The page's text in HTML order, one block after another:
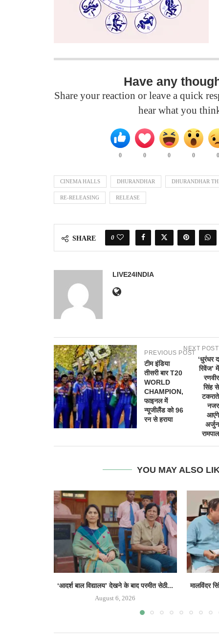
Have any
Share your reaction or leave a quick
hear what you
0 0 0 0
CINEMA HALLS DHURANDHAR DHURANDHAR
RE-RELEASING RELEASE
SHARE 0
LIVE24INDIA
PREVIOUS POST
टीम इंडिया
तीसरी बार T20
WORLD
CHAMPION,
फाइनल में
न्यूजीलैंड को 96
रन से हराया
NEXT POST
‘धुरंधर द
रिवेंज’ में
रणवीर
सिंह से
टकराते
नजर
आएंगे
अर्जुन
रामपाल
YOU MAY ALSO
‘आदर्श बाल विद्यालय’ देखने के बाद परमीत सेठी...
August 6, 2026
मालविंदर